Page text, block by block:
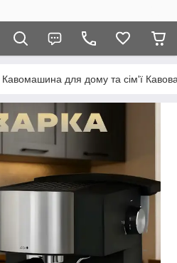
Кавомашина для дому та сім'ї